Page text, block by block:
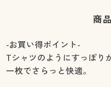
商
-お買い得ポイント-
Tシャツのようにすっぽり
一枚でさらっと快適。